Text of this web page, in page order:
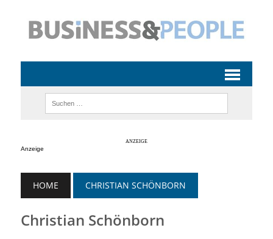
Anzeige
HOME CHRISTIAN SCHÖNBORN
Christian Schönborn